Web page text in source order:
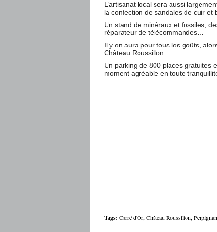
L’artisanat local sera aussi
la confection de sandales de cuir et
Un stand de minéraux et fossiles,
réparateur de télécommandes…
Il y en aura pour tous les goûts,
Château Roussillon.
Un parking de 800 places gratuites
moment agréable en toute
Tags: Carré d'Or, Château Roussillon, Perpignan